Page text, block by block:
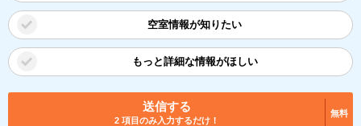
空室情報が知りたい
もっと詳細な情報がほしい
送信する
2 項目のみ入力するだけ！
無料